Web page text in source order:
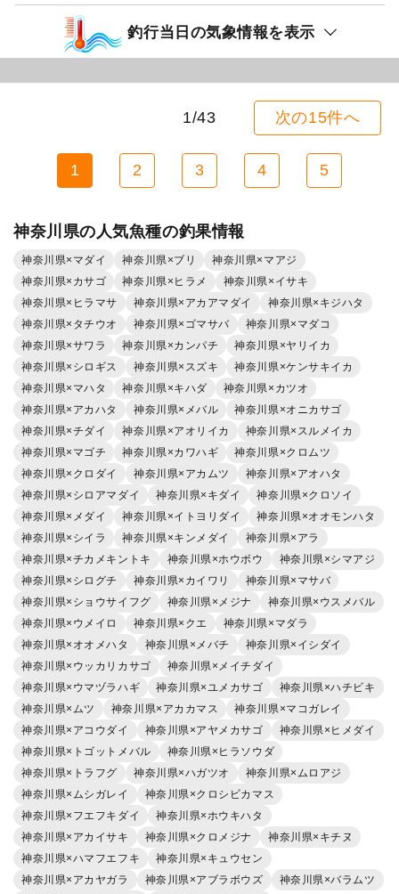
釣行当日の気象情報を表示
1/43 次の15件へ
1 2 3 4 5
神奈川県の人気魚種の釣果情報
神奈川県×マダイ 神奈川県×ブリ
神奈川県×マアジ
神奈川県×カサゴ
神奈川県×ヒラメ
神奈川県×イサキ
神奈川県×ヒラマサ
神奈川県×アカアマダイ
神奈川県×キジハタ
神奈川県×タチウオ
神奈川県×ゴマサバ
神奈川県×マダコ
神奈川県×サワラ
神奈川県×カンパチ
神奈川県×ヤリイカ
神奈川県×シロギス
神奈川県×スズキ
神奈川県×ケンサキイカ
神奈川県×マハタ
神奈川県×キハダ
神奈川県×カツオ
神奈川県×アカハタ
神奈川県×メバル
神奈川県×オニカサゴ
神奈川県×チダイ
神奈川県×アオリイカ
神奈川県×スルメイカ
神奈川県×マゴチ
神奈川県×カワハギ
神奈川県×クロムツ
神奈川県×クロダイ
神奈川県×アカムツ
神奈川県×アオハタ
神奈川県×シロアマダイ
神奈川県×キダイ
神奈川県×クロソイ
神奈川県×メダイ
神奈川県×イトヨリダイ
神奈川県×オオモンハタ
神奈川県×シイラ
神奈川県×キンメダイ
神奈川県×アラ
神奈川県×チカメキントキ
神奈川県×ホウボウ
神奈川県×シマアジ
神奈川県×シログチ
神奈川県×カイワリ
神奈川県×マサバ
神奈川県×ショウサイフグ
神奈川県×メジナ
神奈川県×ウスメバル
神奈川県×ウメイロ
神奈川県×クエ
神奈川県×マダラ
神奈川県×オオメハタ
神奈川県×メバチ
神奈川県×イシダイ
神奈川県×ウッカリカサゴ
神奈川県×メイチダイ
神奈川県×ウマヅラハギ
神奈川県×ユメカサゴ
神奈川県×ハチビキ
神奈川県×ムツ
神奈川県×アカカマス
神奈川県×マコガレイ
神奈川県×アコウダイ
神奈川県×アヤメカサゴ
神奈川県×ヒメダイ
神奈川県×トゴットメバル
神奈川県×ヒラソウダ
神奈川県×トラフグ
神奈川県×ハガツオ
神奈川県×ムロアジ
神奈川県×ムシガレイ
神奈川県×クロシビカマス
神奈川県×フエフキダイ
神奈川県×ホウキハタ
神奈川県×アカイサキ
神奈川県×クロメジナ
神奈川県×キチヌ
神奈川県×ハマフエフキ
神奈川県×キュウセン
神奈川県×アカヤガラ
神奈川県×アブラボウズ
神奈川県×バラムツ